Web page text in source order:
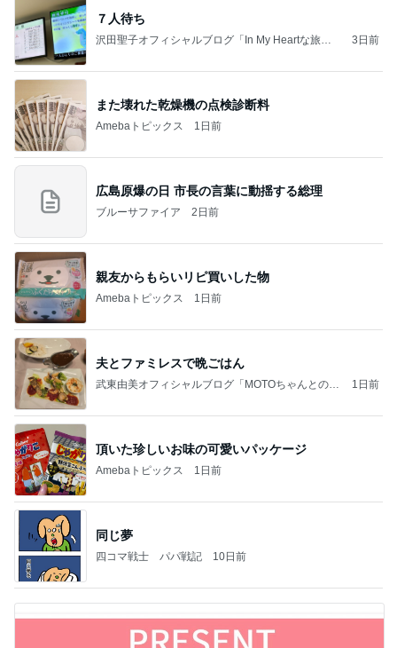
７人待ち
沢田聖子オフィシャルブログ「In My Heartな旅日
3日前
また壊れた乾燥機の点検診断料
Amebaトピックス 1日前
広島原爆の日 市長の言葉に動揺する総理
ブルーサファイア 2日前
親友からもらいリピ買いした物
Amebaトピックス 1日前
夫とファミレスで晩ごはん
武東由美オフィシャルブログ「MOTOちゃんとのは
1日前
頂いた珍しいお味の可愛いパッケージ
Amebaトピックス 1日前
同じ夢
四コマ戦士 パパ戦記 10日前